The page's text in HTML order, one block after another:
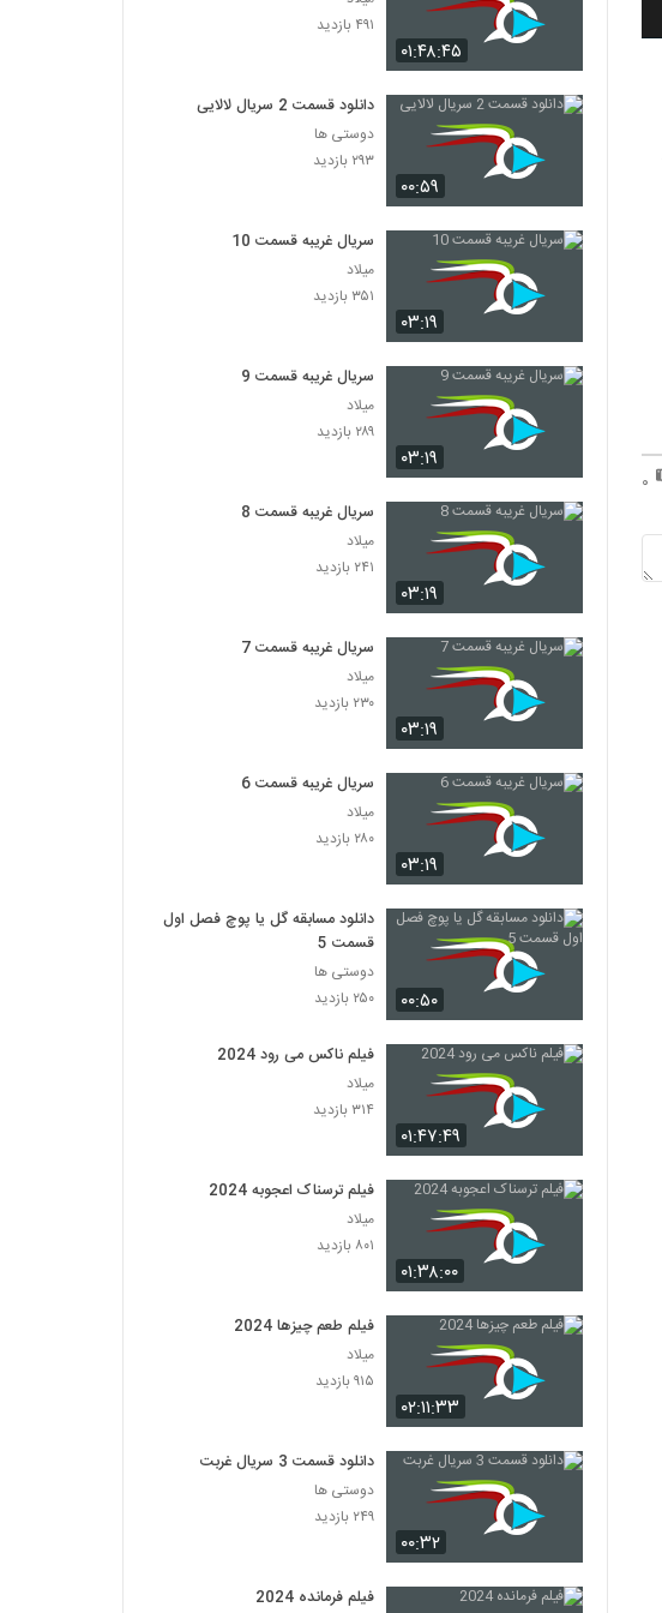
۰
۰۱:۴۸:۴۵
۴۹۱ بازدید
۰۰:۵۹
دانلود قسمت 2 سریال لالایی
دوستی ها
۲۹۳ بازدید
۰۳:۱۹
سریال غریبه قسمت 10
میلاد
۳۵۱ بازدید
۰۳:۱۹
سریال غریبه قسمت 9
میلاد
۲۸۹ بازدید
۰۳:۱۹
سریال غریبه قسمت 8
میلاد
۲۴۱ بازدید
۰۳:۱۹
سریال غریبه قسمت 7
میلاد
۲۳۰ بازدید
۰۳:۱۹
سریال غریبه قسمت 6
میلاد
۲۸۰ بازدید
۰۰:۵۰
دانلود مسابقه گل یا پوچ فصل اول
قسمت 5
دوستی ها
۲۵۰ بازدید
۰۱:۴۷:۴۹
فیلم ناکس می رود 2024
میلاد
۳۱۴ بازدید
۰۱:۳۸:۰۰
فیلم ترسناک اعجوبه 2024
میلاد
۸۰۱ بازدید
۰۲:۱۱:۳۳
فیلم طعم چیزها 2024
میلاد
۹۱۵ بازدید
۰۰:۳۲
دانلود قسمت 3 سریال غربت
دوستی ها
۲۴۹ بازدید
فیلم فرمانده 2024